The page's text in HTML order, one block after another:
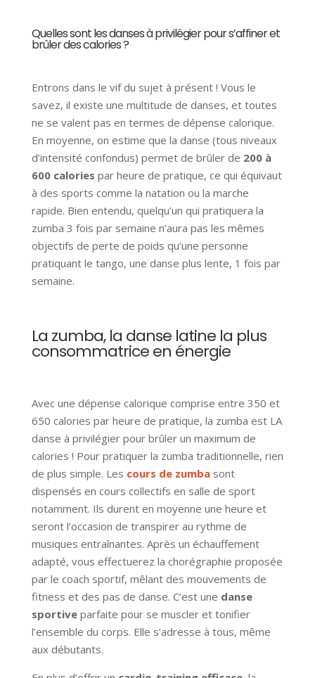
Quelles sont les danses à privilégier pour s’affiner et
brûler des calories ?
Entrons dans le vif du sujet à présent ! Vous le
savez, il existe une multitude de danses, et toutes
ne se valent pas en termes de dépense calorique.
En moyenne, on estime que la danse (tous niveaux
d’intensité confondus) permet de brûler de 200 à
600 calories par heure de pratique, ce qui équivaut
à des sports comme la natation ou la marche
rapide. Bien entendu, quelqu’un qui pratiquera la
zumba 3 fois par semaine n’aura pas les mêmes
objectifs de perte de poids qu’une personne
pratiquant le tango, une danse plus lente, 1 fois par
semaine.
La zumba, la danse latine la plus
consommatrice en énergie
Avec une dépense calorique comprise entre 350 et
650 calories par heure de pratique, la zumba est LA
danse à privilégier pour brûler un maximum de
calories ! Pour pratiquer la zumba traditionnelle, rien
de plus simple. Les cours de zumbasont
dispensés en cours collectifs en salle de sport
notamment. Ils durent en moyenne une heure et
seront l’occasion de transpirer au rythme de
musiques entraînantes. Après un échauffement
adapté, vous effectuerez la chorégraphie proposée
par le coach sportif, mêlant des mouvements de
fitness et des pas de danse. C’est une danse
sportiveparfaite pour se muscler et tonifier
l’ensemble du corps. Elle s’adresse à tous, même
aux débutants.